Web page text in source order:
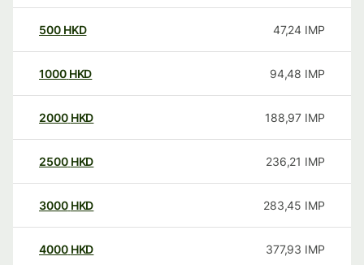
500 HKD 47,24 IMP
1000 HKD 94,48 IMP
2000 HKD 188,97 IMP
2500 HKD 236,21 IMP
3000 HKD 283,45 IMP
4000 HKD 377,93 IMP